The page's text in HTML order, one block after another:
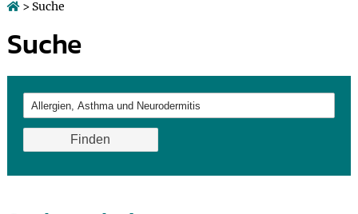
> Suche
Suche